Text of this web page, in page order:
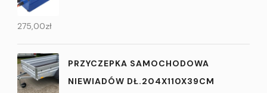
275,00zł
PRZYCZEPKA SAMOCHODOWA
NIEWIADÓW DŁ.204X110X39CM